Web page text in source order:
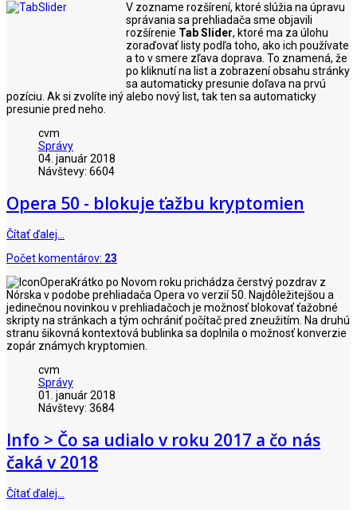
V zozname rozšírení, ktoré slúžia na úpravu
správania sa prehliadača sme objavili
rozšírenie Tab Slider, ktoré ma za úlohu
zoraďovať listy podľa toho, ako ich používate
a to v smere zľava doprava. To znamená, že
po kliknutí na list a zobrazení obsahu stránky
sa automaticky presunie doľava na prvú
pozíciu. Ak si zvolíte iný alebo nový list, tak ten sa automaticky
presunie pred neho.
cvm
Správy
04. január 2018
Návštevy: 6604
Opera 50 - blokuje ťažbu kryptomien
Čítať ďalej…
Počet komentárov: 23
Krátko po Novom roku prichádza čerstvý pozdrav z
Nórska v podobe prehliadača Opera vo verzií 50. Najdôležitejšou a
jedinečnou novinkou v prehliadačoch je možnosť blokovať ťažobné
skripty na stránkach a tým ochrániť počítač pred zneužitím. Na druhú
stranu šikovná kontextová bublinka sa doplnila o možnosť konverzie
zopár známych kryptomien.
cvm
Správy
01. január 2018
Návštevy: 3684
Info > Čo sa udialo v roku 2017 a čo nás
čaká v 2018
Čítať ďalej…